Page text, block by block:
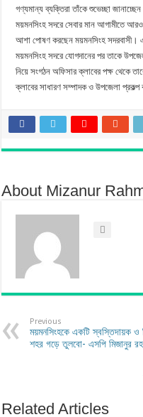
গণ্যমান্য ব্যক্তিরা তাঁকে শুভেচ্ছা
ময়মনসিংহ সদরে সেবার মান আগামীতে
আশা পোষণ করছেন ময়মনসিংহ সদরবাসী।
ময়মনসিংহ সদরে যোগদানের পর তাকে
নিয়ে সংগঠন অফিসার ক্লাবের পক্ষ থেকে
ক্লাবের সাধারণ সম্পাদক ও উপজেলা
About Mizanur
Previous
ময়মনসিংহকে একটি স্বস্তিদায়ক ও
শহর গড়ে তুলবো- এসপি মিজানুর
Related Articles